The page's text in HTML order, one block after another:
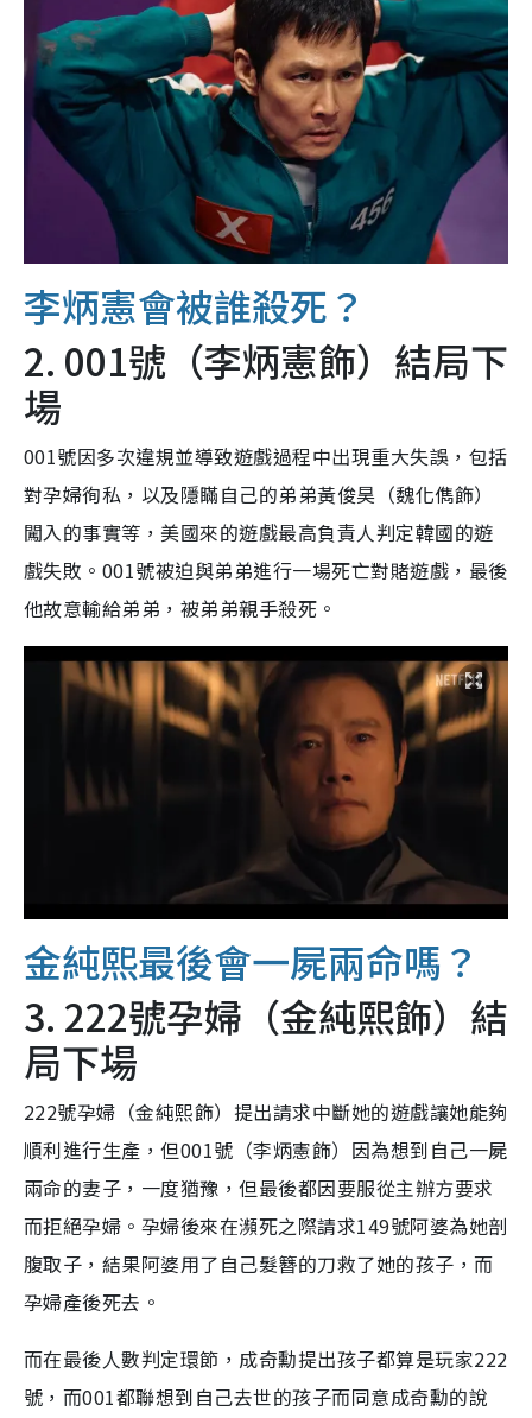
李炳憲會被誰殺死？
2. 001號（李炳憲飾）結局下
場
001號因多次違規並導致遊戲過程中出現重大失誤，包括
對孕婦徇私，以及隱瞞自己的弟弟黃俊昊（魏化儁飾）
闖入的事實等，美國來的遊戲最高負責人判定韓國的遊
戲失敗。001號被迫與弟弟進行一場死亡對賭遊戲，最後
他故意輸給弟弟，被弟弟親手殺死。
金純熙最後會一屍兩命嗎？
3. 222號孕婦（金純熙飾）結
局下場
222號孕婦（金純熙飾）提出請求中斷她的遊戲讓她能夠
順利進行生產，但001號（李炳憲飾）因為想到自己一屍
兩命的妻子，一度猶豫，但最後都因要服從主辦方要求
而拒絕孕婦。孕婦後來在瀕死之際請求149號阿婆為她剖
腹取子，結果阿婆用了自己髮簪的刀救了她的孩子，而
孕婦產後死去。
而在最後人數判定環節，成奇勳提出孩子都算是玩家222
號，而001都聯想到自己去世的孩子而同意成奇勳的說